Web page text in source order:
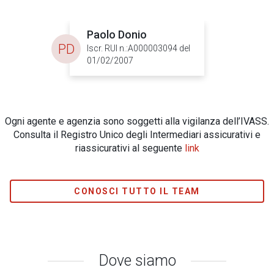
Paolo Donio
Iscr. RUI n.:A000003094 del
01/02/2007
PD
Ogni agente e agenzia sono soggetti alla vigilanza dell’IVASS.
Consulta il Registro Unico degli Intermediari assicurativi e
riassicurativi al seguente link
CONOSCI TUTTO IL TEAM
Dove siamo